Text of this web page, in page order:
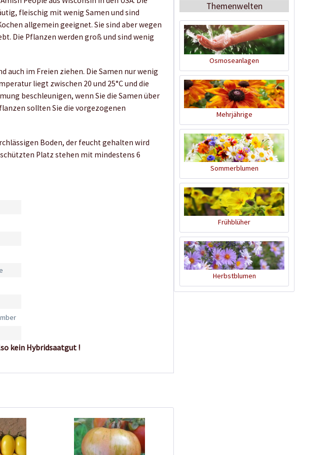
fleischig mit wenig Samen und sind
allgemein geeignet. Sie sind aber wegen
Die Pflanzen werden groß und sind wenig
auch im Freien ziehen. Die Samen nur wenig
liegt zwischen 20 und 25°C und die
beschleunigen, wenn Sie die Samen über
sollten Sie die vorgezogenen
Boden, der feucht gehalten wird
Platz stehen mit mindestens 6
kein Hybridsaatgut !
Tomato Buddy
Inhalt1 Stück
19,99 € *
Jetzt bestellen
Tom Tomato -
Themenwelten
Osmoseanlagen
Mehrjährige
Sommerblumen
Frühblüher
Herbstblumen